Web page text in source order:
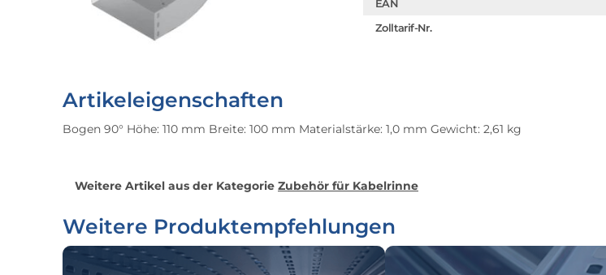
EAN
Zolltarif-Nr.
Artikeleigenschaften
Bogen 90° Höhe: 110 mm Breite: 100 mm Materialstärke: 1,0 mm Gewicht: 2,61 kg
Weitere Artikel aus der Kategorie Zubehör für Kabelrinne
Weitere Produktempfehlungen